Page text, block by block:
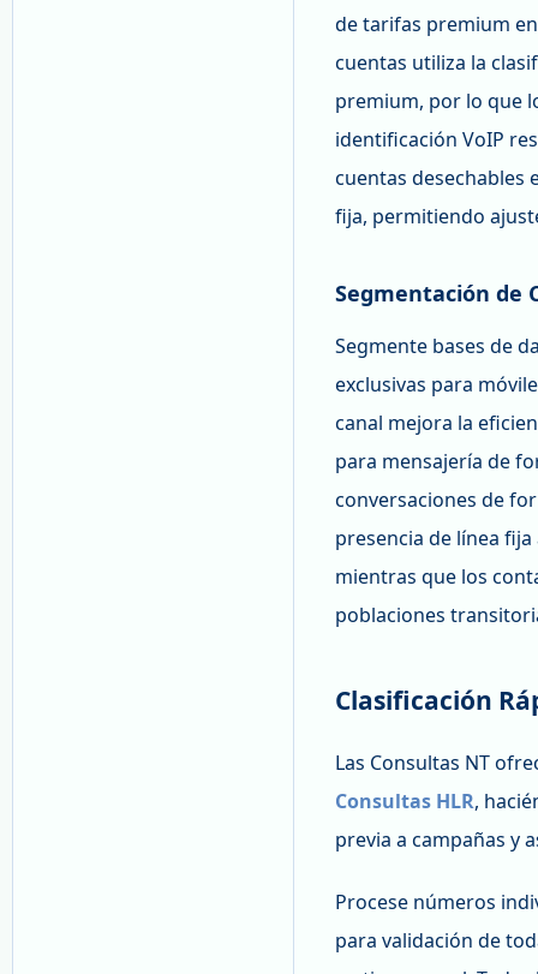
de tarifas premium
cuentas utiliza la
premium, por lo que
identificación VoIP
cuentas desechables
fija, permitiendo
Segmentación de
Segmente bases de
exclusivas para
canal mejora la
para mensajería de
conversaciones de
presencia de línea
mientras que los
poblaciones
Clasificación
Las Consultas NT
Consultas HLR,
previa a campañas y
Procese números
para validación de